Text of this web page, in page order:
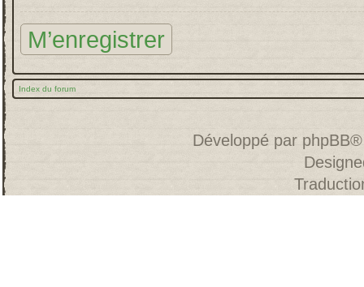
M’enregistrer
Index du forum
Développé par phpBB®